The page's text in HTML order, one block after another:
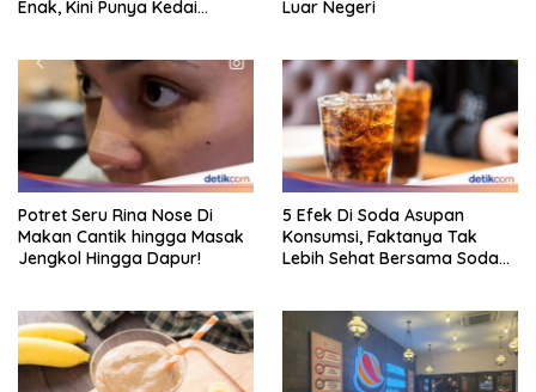
Enak, Kini Punya Kedai
Luar Negeri
Potret Seru Rina Nose Di
Makan Cantik hingga Masak
Jengkol Hingga Dapur!
5 Efek Di Soda Asupan
Konsumsi, Faktanya Tak
Lebih Sehat Bersama Soda